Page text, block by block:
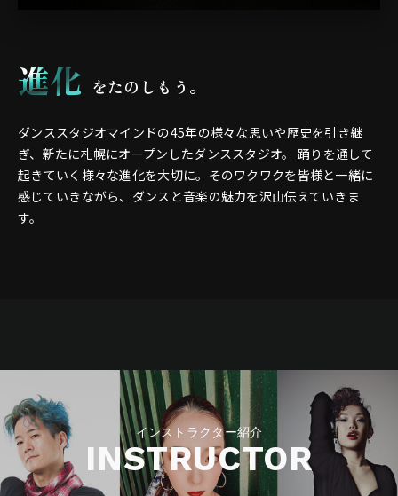
進化 をたのしもう。
ダンススタジオマインドの45年の様々な思いや歴史を引き継
ぎ、新たに札幌にオープンしたダンススタジオ。
踊りを通して
起きていく様々な進化を大切に。そのワクワクを皆様と一緒に
感じていきながら、ダンスと音楽の魅力を沢山伝えていきま
す。
インストラクター紹介
INSTRUCTOR